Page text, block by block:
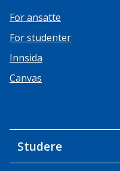
For ansatte
For studenter
Innsida
Canvas
Studere